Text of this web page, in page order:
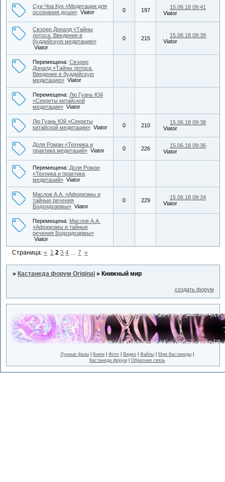
Суи Чоа Кук «Медитации для
осознания души» Viator 0 197
15.06.18 09:41
Viator
Свэрер Доналд «Тайны
лотоса. Введение в
буддийскую медитацию»
Viator
0 215
15.06.18 09:39
Viator
Перемещена: Свэрер
Доналд «Тайны лотоса.
Введение в буддийскую
медитацию» Viator
Перемещена: Лю Гуань Юй
«Секреты китайской
медитации» Viator
Лю Гуань Юй «Секреты
китайской медитации» Viator 0 210
15.06.18 09:38
Viator
Доля Роман «Техника и
практика медитаций» Viator 0 226
15.06.18 09:36
Viator
Перемещена: Доля Роман
«Техника и практика
медитаций» Viator
Маслов А.А. «Афоризмы и
тайные речения
Бодхидхармы» Viator
0 229
15.06.18 09:34
Viator
Перемещена: Маслов А.А.
«Афоризмы и тайные
речения Бодхидхармы»
Viator
Страница:« 1 2 3 4 … 7 »
»Кастанеда форум Original »Книжный мир
создать форум
Лунные фазы Книги Фото Видео Файлы Мир Кастанеды
Кастанеда форум| Обратная связь